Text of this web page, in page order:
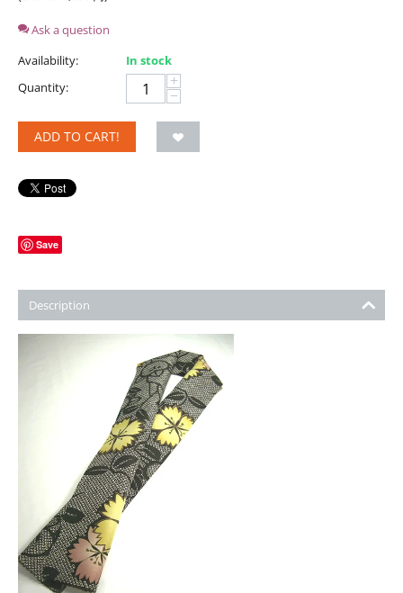
Ask a question
Availability:
In stock
Quantity:
+
−
ADD TO CART!
Save
Description